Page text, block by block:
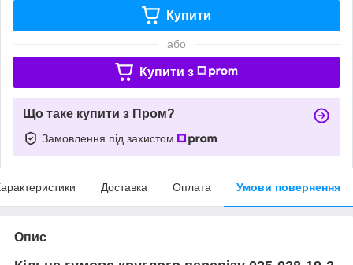
Купити
або
Купити з
Що таке купити з Пром?
Замовлення під захистом
Доставка Оплата Умови повернення
Опис